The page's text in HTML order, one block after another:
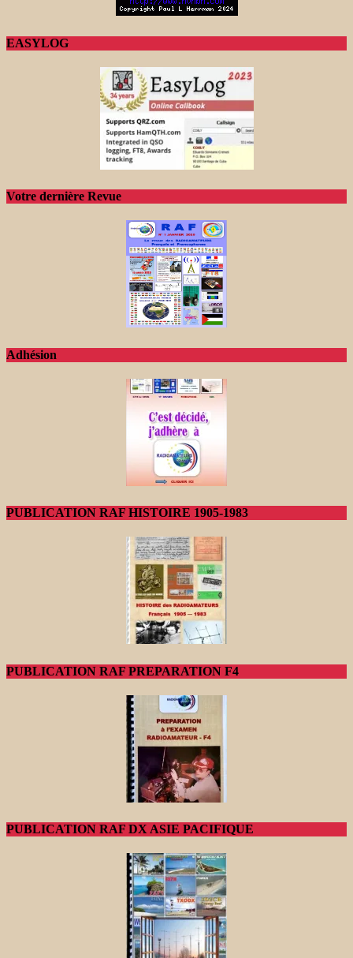
EASYLOG
Votre dernière Revue
Adhésion
PUBLICATION RAF HISTOIRE 1905-1983
PUBLICATION RAF PREPARATION F4
PUBLICATION RAF DX ASIE PACIFIQUE